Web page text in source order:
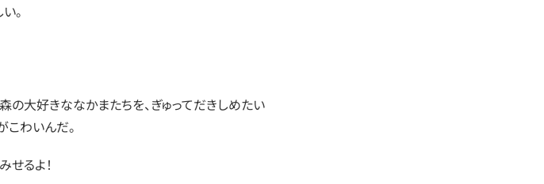
。
の大好きななかまたちを、ぎゅってだきしめたい
こわいんだ。
せるよ！